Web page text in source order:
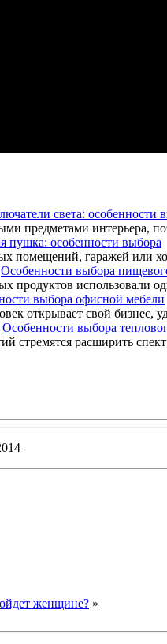
света: особенности
предметами интерьера,
пушка: особенности выбора
помещений, гаражей или
Особенности выбора
продуктов использовали
выбора офисной мебели
открывает свой
Особенности выбора
стремятся расширить
женщине? »